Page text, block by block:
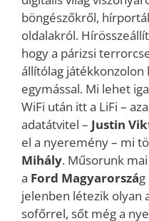
böngészőkről,
oldalakról.
hogy a párizsi
állítólag
egymással. Mi lehet
WiFi után itt a LiFi –
adatátvitel – Justin
el a nyeremény – mi
Mihály. Műsorunk
a Ford Magyarorszá
jelenben létezik olyan
sofőrrel, sőt még a